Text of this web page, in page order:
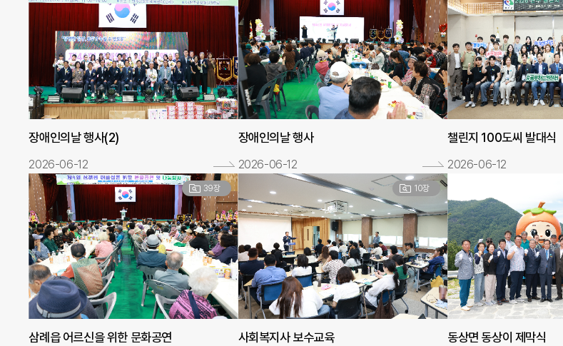
장애인의날 행사(2)
2026-06-12
장애인의날 행사
2026-06-12
챌린지 100도씨 발대식
2026-06-12
39장
삼례읍 어르신을 위한 문화공연
10장
사회복지사 보수교육 동상면 동상이 제막식